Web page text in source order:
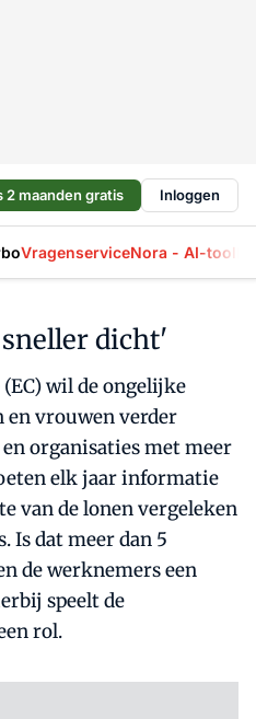
2 maanden gratis Inloggen
VragenserviceNora - AI-tool
dicht'
wil de ongelijke
en vrouwen verder
organisaties met meer
elk jaar informatie
van de lonen vergeleken
Is dat meer dan 5
de werknemers een
speelt de
rol.